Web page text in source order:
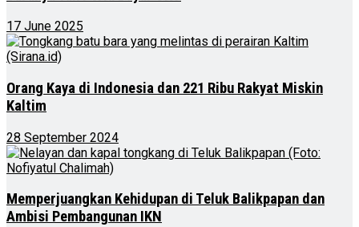
17 June 2025
Orang Kaya di Indonesia dan 221 Ribu Rakyat Miskin
Kaltim
28 September 2024
Memperjuangkan Kehidupan di Teluk Balikpapan dan
Ambisi Pembangunan IKN